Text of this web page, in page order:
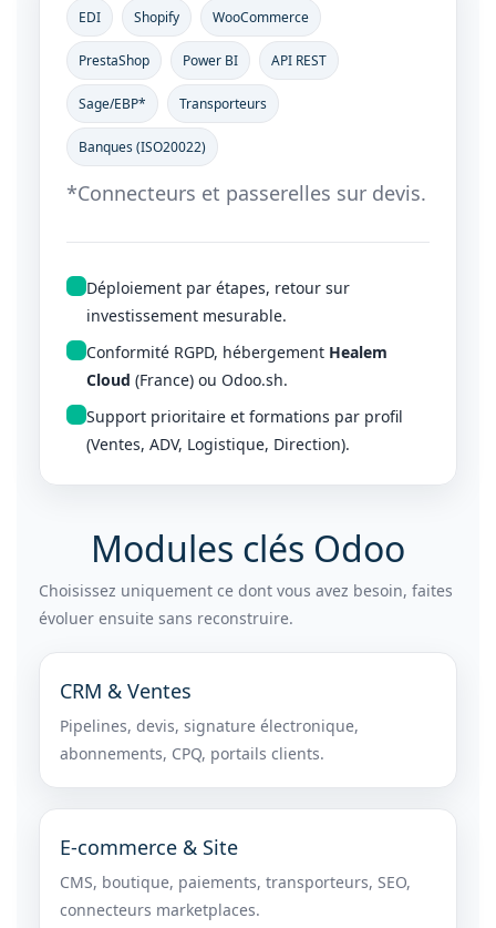
EDI Shopify WooCommerce
PrestaShop Power BI API REST
Sage/EBP* Transporteurs
Banques (ISO20022)
*Connecteurs et passerelles sur devis.
Déploiement par étapes, retour sur
investissement mesurable.
Conformité RGPD, hébergement Healem
Cloud (France) ou Odoo.sh.
Support prioritaire et formations par profil
(Ventes, ADV, Logistique, Direction).
Modules clés Odoo
Choisissez uniquement ce dont vous avez besoin, faites
évoluer ensuite sans reconstruire.
CRM & Ventes
Pipelines, devis, signature électronique,
abonnements, CPQ, portails clients.
E-commerce & Site
CMS, boutique, paiements, transporteurs, SEO,
connecteurs marketplaces.